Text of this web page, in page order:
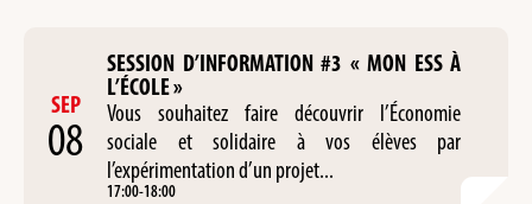
SEP
08
SESSION D’INFORMATION #3 « MON ESS À
L’ÉCOLE »
Vous souhaitez faire découvrir l’Économie
sociale et solidaire à vos élèves par
l’expérimentation d’un projet...
17:00-18:00